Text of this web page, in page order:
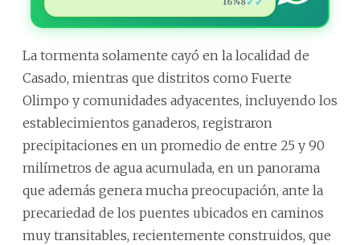
La tormenta solamente cayó en la localidad de
Casado, mientras que distritos como Fuerte
Olimpo y comunidades adyacentes, incluyendo los
establecimientos ganaderos, registraron
precipitaciones en un promedio de entre 25 y 90
milímetros de agua acumulada, en un panorama
que además genera mucha preocupación, ante la
precariedad de los puentes ubicados en caminos
muy transitables, recientemente construidos, que